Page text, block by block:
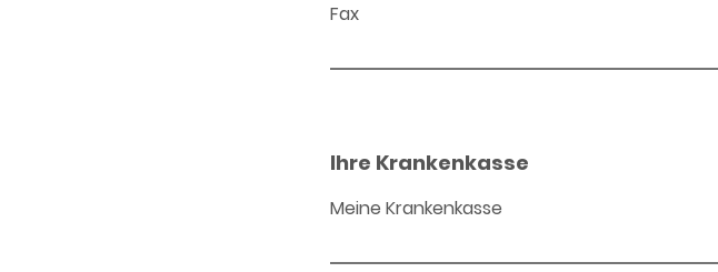
Fax
Ihre Krankenkasse
Meine Krankenkasse